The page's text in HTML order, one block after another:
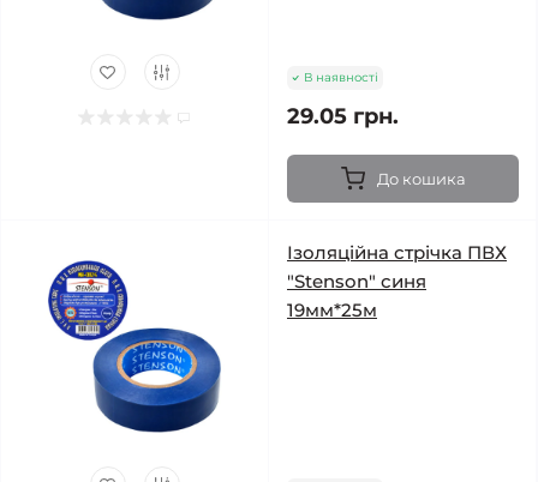
В наявності
29.05 грн.
До кошика
Ізоляційна стрічка ПВХ
"Stenson" синя
19мм*25м